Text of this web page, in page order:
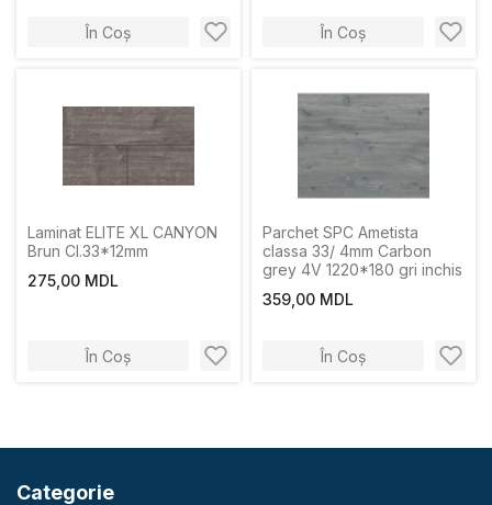
În Coș În Coș
Laminat ELITE XL CANYON
Brun Cl.33*12mm
275,00 MDL
În Coș
Parchet SPC Ametista
classa 33/ 4mm Carbon
grey 4V 1220*180 gri inchis
359,00 MDL
În Coș
Categorie